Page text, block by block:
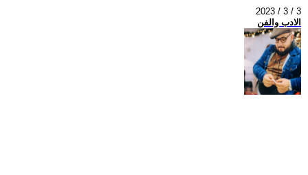
2023 / 3 / 3
الادب والفن